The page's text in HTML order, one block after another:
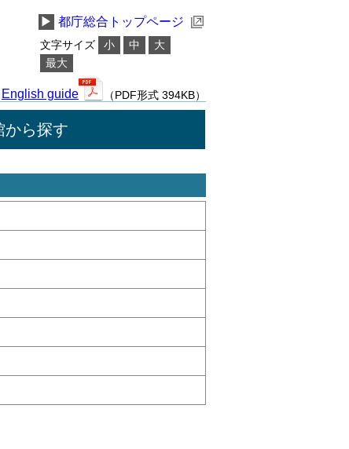
▶ 都庁総合トップページ
文字サイズ 小 中
大
最大
English guide （PDF形式 394KB）
から探す